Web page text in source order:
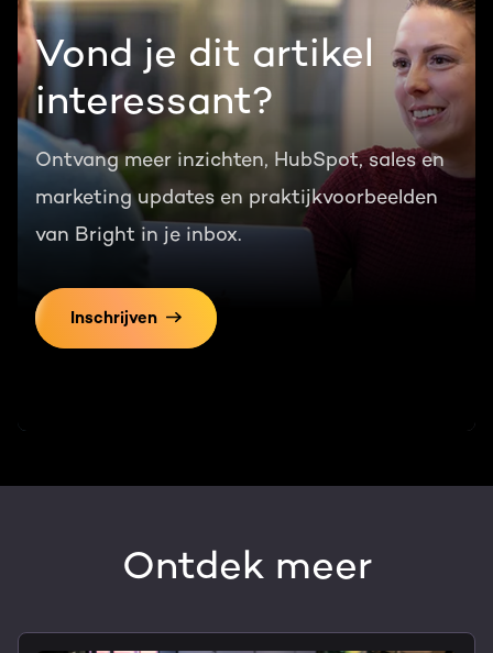
Vond je dit artikel
interessant?
Ontvang meer inzichten, HubSpot, sales en
marketing updates en praktijkvoorbeelden
van Bright in je inbox.
Inschrijven
Ontdek meer